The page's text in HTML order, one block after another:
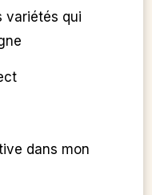
variétés qui
dans mon